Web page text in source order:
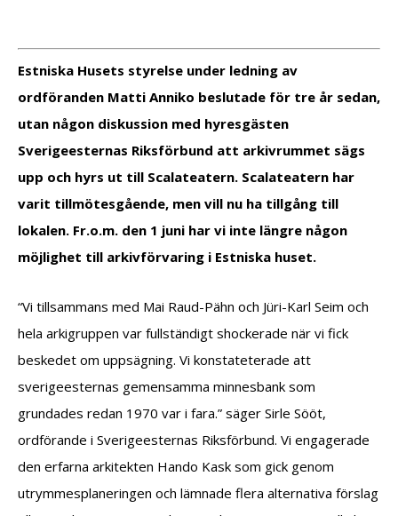
Estniska Husets styrelse under ledning av
ordföranden Matti Anniko beslutade för tre år sedan,
utan någon diskussion med hyresgästen
Sverigeesternas Riksförbund att arkivrummet sägs
upp och hyrs ut till Scalateatern. Scalateatern har
varit tillmötesgående, men vill nu ha tillgång till
lokalen. Fr.o.m. den 1 juni har vi inte längre någon
möjlighet till arkivförvaring i Estniska huset.
“Vi tillsammans med Mai Raud-Pähn och Jüri-Karl Seim och
hela arkigruppen var fullständigt shockerade när vi fick
beskedet om uppsägning. Vi konstateterade att
sverigeesternas gemensamma minnesbank som
grundades redan 1970 var i fara.” säger Sirle Sööt,
ordförande i Sverigeesternas Riksförbund. Vi engagerade
den erfarna arkitekten Hando Kask som gick genom
utrymmesplaneringen och lämnade flera alternativa förslag